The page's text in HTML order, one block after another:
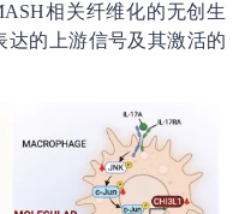
相关纤维化的无创生
达的上游信号及其激活的